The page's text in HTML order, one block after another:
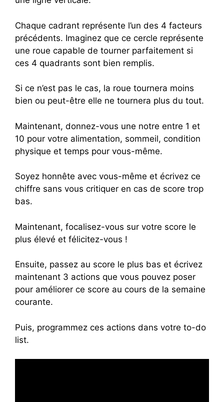
Chaque cadrant représente l’un des 4 facteurs
précédents. Imaginez que ce cercle représente
une roue capable de tourner parfaitement si
ces 4 quadrants sont bien remplis.
Si ce n’est pas le cas, la roue tournera moins
bien ou peut-être elle ne tournera plus du tout.
Maintenant, donnez-vous une notre entre 1 et
10 pour votre alimentation, sommeil, condition
physique et temps pour vous-même.
Soyez honnête avec vous-même et écrivez ce
chiffre sans vous critiquer en cas de score trop
bas.
Maintenant, focalisez-vous sur votre score le
plus élevé et félicitez-vous !
Ensuite, passez au score le plus bas et écrivez
maintenant 3 actions que vous pouvez poser
pour améliorer ce score au cours de la semaine
courante.
Puis, programmez ces actions dans votre to-do
list.